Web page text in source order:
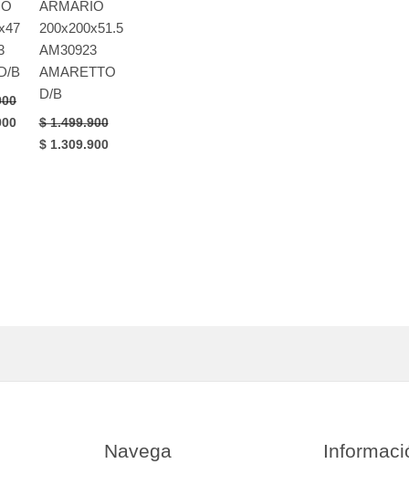
B
Current
ARMARIO
200x200x51.5
AM30923
AMARETTO
D/B
$1.499.900
Original
$1.309.900Current
Navega